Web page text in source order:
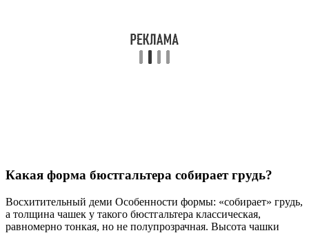
Какая форма бюстгальтера собирает грудь?
Восхитительный деми Особенности формы: «собирает» грудь,
а толщина чашек у такого бюстгальтера классическая,
равномерно тонкая, но не полупрозрачная. Высота чашки